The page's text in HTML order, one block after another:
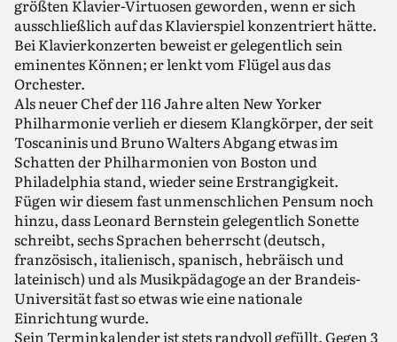
größten Klavier-Virtuosen geworden, wenn er sich
ausschließlich auf das Klavierspiel konzentriert hätte.
Bei Klavierkonzerten beweist er gelegentlich sein
eminentes Können; er lenkt vom Flügel aus das
Orchester.
Als neuer Chef der 116 Jahre alten New Yorker
Philharmonie verlieh er diesem Klangkörper, der seit
Toscaninis und Bruno Walters Abgang etwas im
Schatten der Philharmonien von Boston und
Philadelphia stand, wieder seine Erstrangigkeit.
Fügen wir diesem fast unmenschlichen Pensum noch
hinzu, dass Leonard Bernstein gelegentlich Sonette
schreibt, sechs Sprachen beherrscht (deutsch,
französisch, italienisch, spanisch, hebräisch und
lateinisch) und als Musikpädagoge an der Brandeis-
Universität fast so etwas wie eine nationale
Einrichtung wurde.
Sein Terminkalender ist stets randvoll gefüllt. Gegen 3